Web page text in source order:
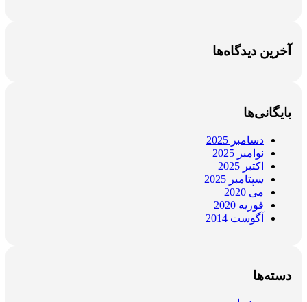
آخرین دیدگاه‌ها
بایگانی‌ها
دسامبر 2025
نوامبر 2025
اکتبر 2025
سپتامبر 2025
می 2020
فوریه 2020
آگوست 2014
دسته‌ها